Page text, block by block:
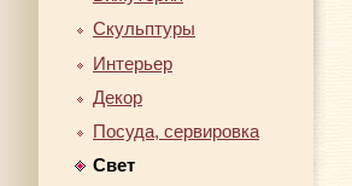
Скульптуры
Интерьер
Декор
Посуда, сервировка
Свет